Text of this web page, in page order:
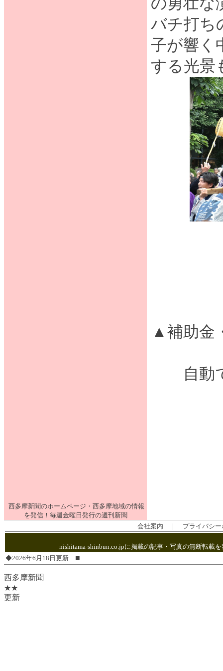
バチ打ち
子が響く
する光景
▲補助金
自動
西多摩新聞のホームページ・西多摩地域の情報
を発信！毎週金曜日発行の週刊新聞
会社案内 ｜ プライバシ
nishitama-shinbun.co.jpに掲載の記事・写真の無断転載
◆2026年6月18日更新 ■
西多摩新聞
★★
更新